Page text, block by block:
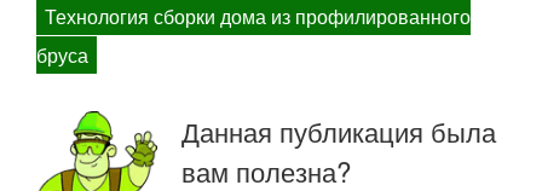
Технология сборки дома из профилированного
бруса
Данная публикация была
вам полезна?